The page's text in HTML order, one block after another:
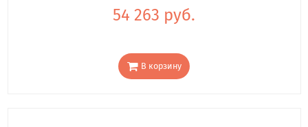
54 263 руб.
В корзину